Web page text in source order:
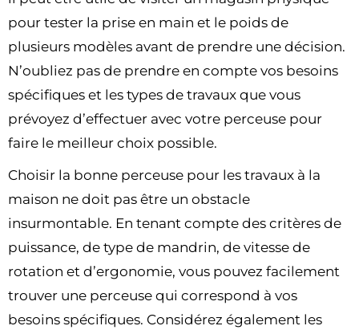
pour tester la prise en main et le poids de
plusieurs modèles avant de prendre une décision.
N’oubliez pas de prendre en compte vos besoins
spécifiques et les types de travaux que vous
prévoyez d’effectuer avec votre perceuse pour
faire le meilleur choix possible.
Choisir la bonne perceuse pour les travaux à la
maison ne doit pas être un obstacle
insurmontable. En tenant compte des critères de
puissance, de type de mandrin, de vitesse de
rotation et d’ergonomie, vous pouvez facilement
trouver une perceuse qui correspond à vos
besoins spécifiques. Considérez également les